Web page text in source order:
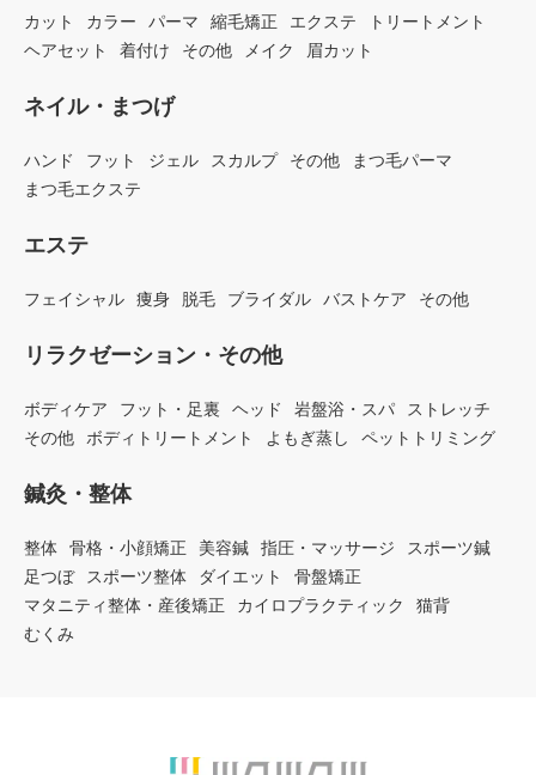
カット カラー パーマ 縮毛矯正 エクステ
トリートメント
ヘアセット
着付け その他 メイク 眉カット
ネイル・まつげ
ハンド フット ジェル スカルプ その他
まつ毛パーマ
まつ毛エクステ
エステ
フェイシャル 痩身 脱毛 ブライダル バストケア その他
リラクゼーション・その他
ボディケア フット・足裏 ヘッド 岩盤浴・スパ
ストレッチ
その他
ボディトリートメント よもぎ蒸し ペットトリミング
鍼灸・整体
整体 骨格・小顔矯正 美容鍼 指圧・マッサージ
スポーツ鍼
足つぼ
スポーツ整体 ダイエット
骨盤矯正
マタニティ整体・産後矯正
カイロプラクティック
猫背
むくみ